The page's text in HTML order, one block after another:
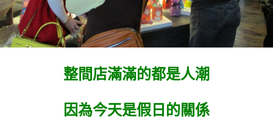
整間店滿滿的都是人潮
因為今天是假日的關係